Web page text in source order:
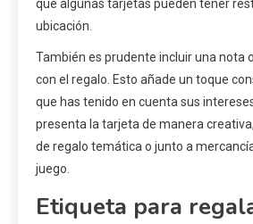
que algunas tarjetas pueden tener
ubicación.
También es prudente incluir una nota
con el regalo. Esto añade un toque
que has tenido en cuenta sus
presenta la tarjeta de manera
de regalo temática o junto a
juego.
Etiqueta para